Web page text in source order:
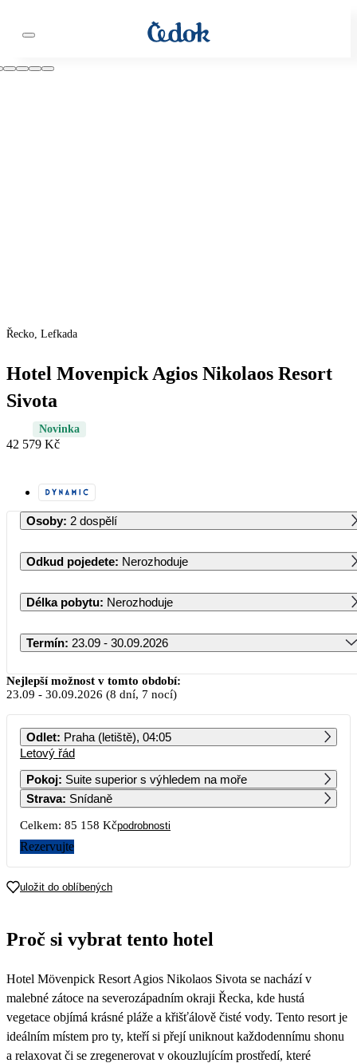
Řecko, Lefkada
Hotel Movenpick Agios Nikolaos Resort
Sivota
Novinka
42 579 Kč
Osoby: 2 dospělí
Odkud pojedete: Nerozhoduje
Délka pobytu: Nerozhoduje
Termín: 23.09 - 30.09.2026
Září 2026
PO ÚT ST ČT PÁ SO NE
62 639 64 559
7
60 619
21
Nejlepší možnost v tomto období:
23.09 - 30.09.2026 (8 dní, 7 nocí)
Odlet: Praha (letiště), 04:05
Letový řád
Pokoj:
Suite superior s výhledem na moře
Strava: Snídaně
Celkem: 85 158 Kčpodrobnosti
Rezervujte
uložit do oblíbených
Proč si vybrat tento hotel
Hotel Mövenpick Resort Agios Nikolaos Sivota se nachází v
malebné zátoce na severozápadním okraji Řecka, kde hustá
vegetace objímá krásné pláže a křišťálově čisté vody. Tento resort je
ideálním místem pro ty, kteří si přejí uniknout každodennímu shonu
a relaxovat či se zregenerovat v okouzlujícím prostředí, které